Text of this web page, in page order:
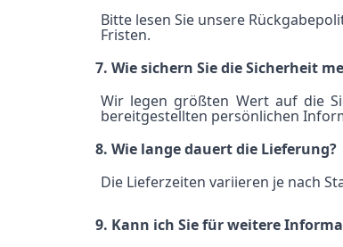
Bitte lesen Sie unsere
Fristen.
7. Wie sichern Sie die Sicherheit
Wir legen größten Wert auf die
bereitgestellten persönlichen
8. Wie lange dauert die Lieferung?
Die Lieferzeiten variieren je nach
9. Kann ich Sie für weitere